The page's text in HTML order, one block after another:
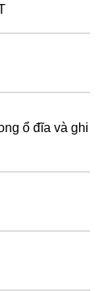
ổ đĩa và ghi